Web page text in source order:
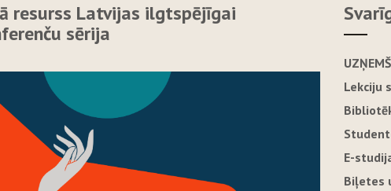
resurss Latvijas ilgtspējīgai
sērija
Lekciju
E-
Biļetes